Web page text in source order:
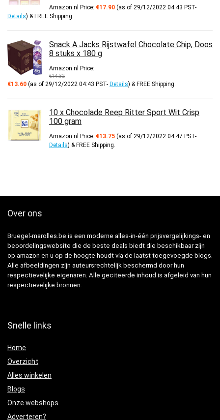
Amazon.nl Price: €17.90 (as of 29/12/2022 04:43 PST-
Details) & FREE Shipping.
Snack A Jacks Rijstwafel Chocolate Chip, Doos
8 stuks x 180 g
Amazon.nl Price:
€14.32
Oorspronkelijke
€13.60Huidige
prijs
(as of 29/12/2022 04:43 PST- Details) & FREE Shipping.
10 x Chocolade Reep Ritter Sport Wit Crisp
100 gram
Amazon.nl Price: €13.75 (as of 29/12/2022 04:47 PST-
Details) & FREE Shipping.
Over ons
Bruegel-marolles.be is een moderne alles-in-één prijsvergelijkings- en
beoordelingswebsite die de beste deals biedt die beschikbaar zijn
op amazon en u op de hoogte houdt via de laatst toegevoegde blogs.
Alle afbeeldingen zijn auteursrechtelijk beschermd door hun
respectievelijke eigenaren. Alle geciteerde inhoud is afgeleid van hun
respectievelijke bronnen.
Snelle links
Home
Overzicht
Alles winkelen
Blogs
Onze webshops
Adverteren?